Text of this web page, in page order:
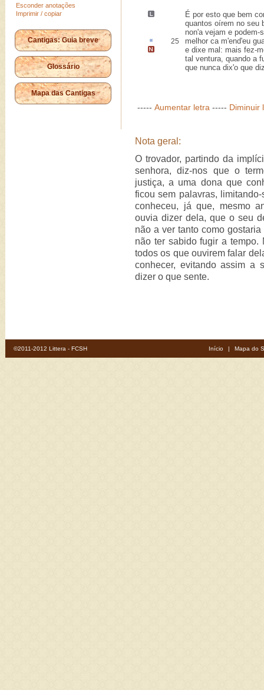
Esconder anotações
Imprimir / copiar
Cantigas: Guia breve
Glossário
Mapa das Cantigas
É por esto que bem
quantos oírem no seu
non'a vejam e podem-
25 melhor cam'end'eu
e dixe mal : mais fez-
tal ventura, quando a
que nunca dix'o que
----- Aumentar letra ----- Diminuir
Nota geral:
O trovador, partindo da
senhora, diz-nos que o
justiça, a uma dona que
ficou sem palavras,
conheceu, já que, mesmo
ouvia dizer dela, que o seu
não a ver tanto como
não ter sabido fugir a tempo.
todos os que ouvirem falar
conhecer, evitando assim a
dizer o que sente.
©2011-2012 Littera - FCSH Início | Mapa do